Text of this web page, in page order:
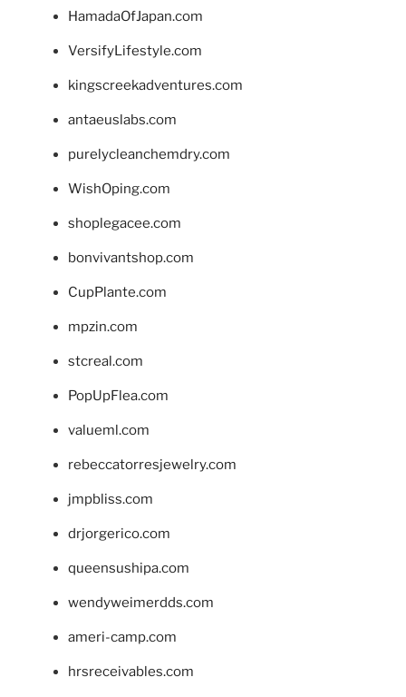
HamadaOfJapan.com
VersifyLifestyle.com
kingscreekadventures.com
antaeuslabs.com
purelycleanchemdry.com
WishOping.com
shoplegacee.com
bonvivantshop.com
CupPlante.com
mpzin.com
stcreal.com
PopUpFlea.com
valueml.com
rebeccatorresjewelry.com
jmpbliss.com
drjorgerico.com
queensushipa.com
wendyweimerdds.com
ameri-camp.com
hrsreceivables.com